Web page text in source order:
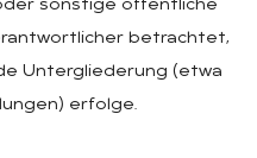
sonstige öffentliche
betrachtet,
Untergliederung (etwa
erfolge.